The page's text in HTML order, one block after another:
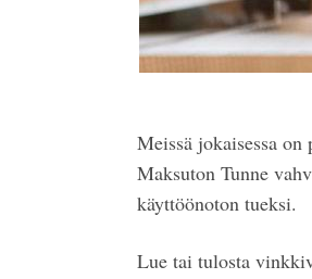
Meissä jokaisessa
Maksuton Tunne
käyttöönoton tueksi.
Lue tai tulosta